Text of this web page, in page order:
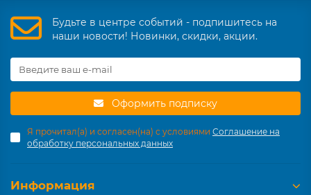
Будьте в центре событий - подпишитесь на
наши новости! Новинки, скидки, акции.
Оформить подписку
Я прочитал(а) и согласен(на) с условиями Соглашение на
обработку персональных данных
Информация